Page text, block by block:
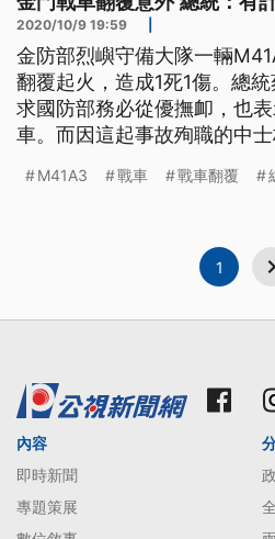
2020/10/9 19:59
金防部烈嶼守備大隊一輛
翻覆起火，造成1死1傷。總
求國防部務必從優撫卹，也
車。而因這起事故殉職的中
下午，一輛M41A3戰車意外
空軍專機前往金門處理後
M41A3 戰車 戰車翻覆
1
內容
即時新聞
專題策展